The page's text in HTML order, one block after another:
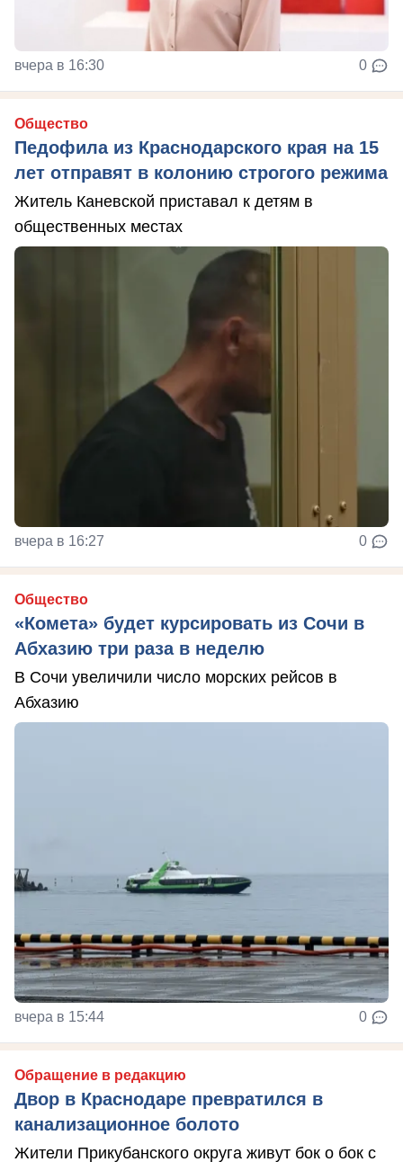
вчера в 16:30 0
Общество
Педофила из Краснодарского края на 15
лет отправят в колонию строгого режима
Житель Каневской приставал к детям в
общественных местах
вчера в 16:27 0
Общество
«Комета» будет курсировать из Сочи в
Абхазию три раза в неделю
В Сочи увеличили число морских рейсов в
Абхазию
вчера в 15:44 0
Обращение в редакцию
Двор в Краснодаре превратился в
канализационное болото
Жители Прикубанского округа живут бок о бок с